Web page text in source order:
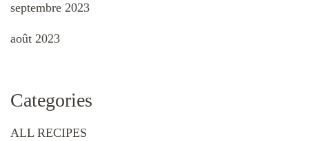
septembre 2023
août 2023
Categories
ALL RECIPES